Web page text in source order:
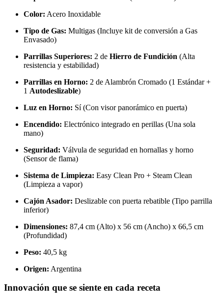
Color: Acero Inoxidable
Tipo de Gas: Multigas (Incluye kit de conversión a Gas
Envasado)
Parrillas Superiores: 2 de Hierro de Fundición (Alta
resistencia y estabilidad)
Parrillas en Horno: 2 de Alambrón Cromado (1 Estándar +
1 Autodeslizable)
Luz en Horno: Sí (Con visor panorámico en puerta)
Encendido: Electrónico integrado en perillas (Una sola
mano)
Seguridad: Válvula de seguridad en hornallas y horno
(Sensor de flama)
Sistema de Limpieza: Easy Clean Pro + Steam Clean
(Limpieza a vapor)
Cajón Asador: Deslizable con puerta rebatible (Tipo parrilla
inferior)
Dimensiones: 87,4 cm (Alto) x 56 cm (Ancho) x 66,5 cm
(Profundidad)
Peso: 40,5 kg
Origen: Argentina
Innovación que se siente en cada receta